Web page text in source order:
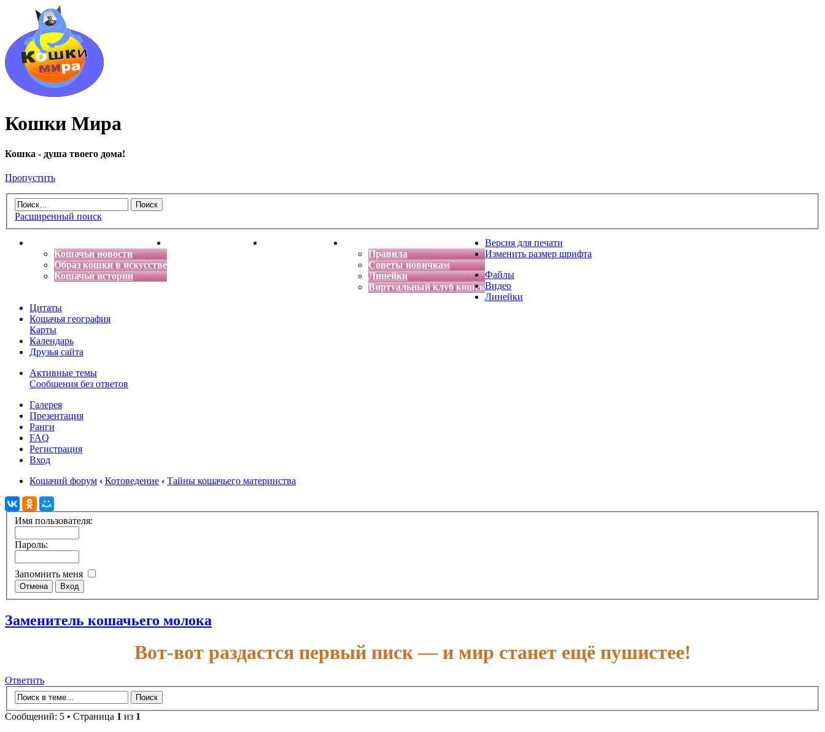
Кошки Мира
Кошка - душа твоего дома!
Пропустить
Расширенный поиск
Кошачьи новости
Образ кошки в искусстве
Кошачьи истории
Энциклопедия кошек Детская фантазия
Правила
Советы новичкам
Линейки
Виртуальный клуб кошек
Версия для печати
Изменить размер шрифта
Файлы
Видео
Линейки
Цитаты
Кошачья география
Карты
Календарь
Друзья сайта
Активные темы
Сообщения без ответов
Галерея
Презентация
Ранги
FAQ
Регистрация
Вход
Кошачий форум ‹ Котоведение ‹ Тайны кошачьего материнства
Имя пользователя:
Пароль:
Запомнить меня
Заменитель кошачьего молока
Вот-вот раздастся первый писк — и мир станет ещё пушистее!
Ответить
Сообщений: 5 • Страница 1 из 1